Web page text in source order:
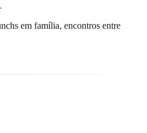
em família, encontros entre